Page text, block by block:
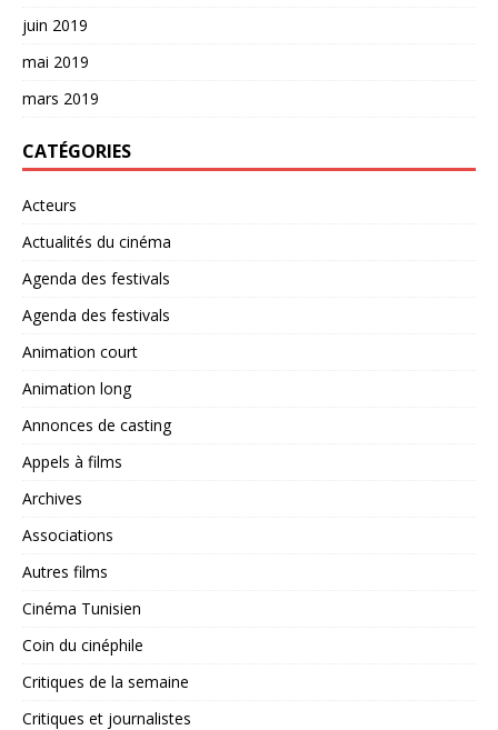
juin 2019
mai 2019
mars 2019
CATÉGORIES
Acteurs
Actualités du cinéma
Agenda des festivals
Agenda des festivals
Animation court
Animation long
Annonces de casting
Appels à films
Archives
Associations
Autres films
Cinéma Tunisien
Coin du cinéphile
Critiques de la semaine
Critiques et journalistes